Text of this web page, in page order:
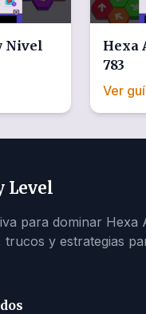
Nivel
Hexa
783
Ver
Level
para dominar Hexa
y estrategias